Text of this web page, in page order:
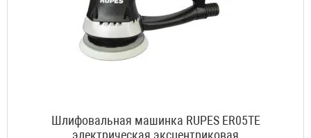
Шлифовальная машинка RUPES ER05TE